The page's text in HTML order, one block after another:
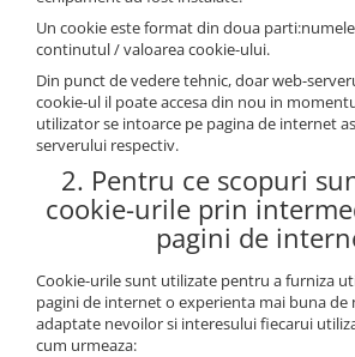
Un cookie este format din doua
continutul / valoarea cookie-ului.
Din punct de vedere tehnic, doar web-
cookie-ul il poate accesa din nou in
utilizator se intoarce pe pagina de internet
serverului respectiv.
2. Pentru ce scopuri
cookie-urile prin
pagini de
Cookie-urile sunt utilizate pentru a furniza
pagini de internet o experienta mai buna de
adaptate nevoilor si interesului fiecarui
cum urmeaza: